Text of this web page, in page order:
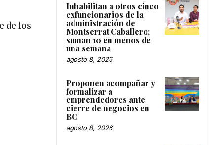
de los
Inhabilitan a otros cinco
exfuncionarios de la
administración de
Montserrat Caballero;
suman 10 en menos de
una semana
agosto 8, 2026
Proponen acompañar y
formalizar a
emprendedores ante
cierre de negocios en
BC
agosto 8, 2026